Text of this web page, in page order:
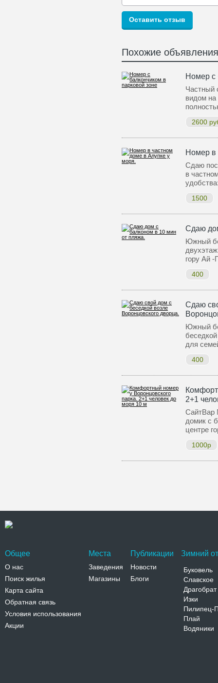
Похожие объявления
Номер с
Частный
видом на
2600
Номер в
Сдаю
в
1500
Сдаю
Южный
гору Ай
400
Сдаю
Южный
для
400
2+1
СайтВар
домик с
центре
1000р
Общее
О нас
Поиск жилья
Карта сайта
Обратная связь
Условия использования
Акции
Места
Заведения
Магазины
Публикации
Новости
Блоги
Зимний
Буковель
Славское
Драгобрат
Изки
Пилипец-
Плай
Водяники